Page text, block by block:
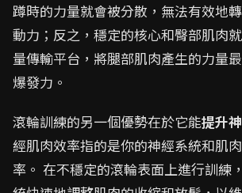
蹲時的力量就會被分散，無法有效地
動力；反之，穩定的核心和臀部肌肉
量傳輸平台，將腿部肌肉產生的力量
爆發力。
滾輪訓練的另一個優勢在於它能提升
經肌肉效率指的是你的神經系統和肌
率。 在不穩定的滾輪表面上進行訓練